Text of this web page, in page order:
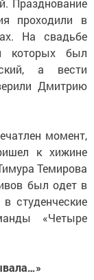
Празднование
проходили в
На свадьбе
которых был
а вести
Дмитрию
момент,
к хижине
Темирова
был одет в
студенческие
«Четыре